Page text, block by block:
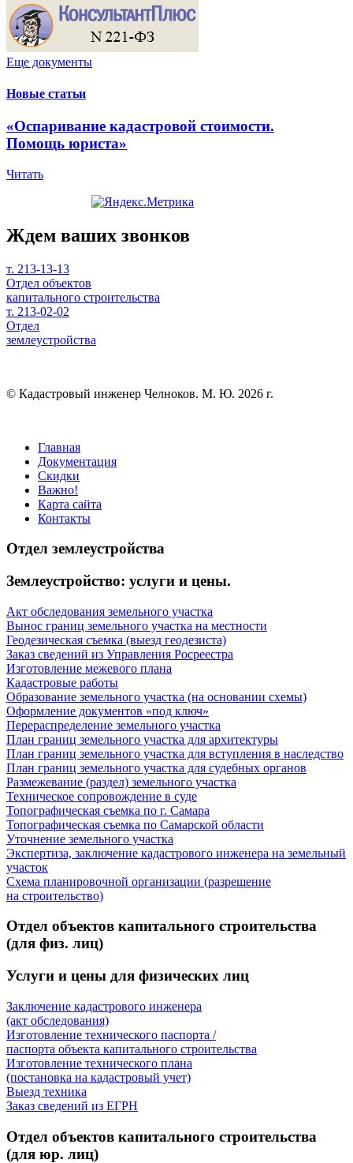
Еще документы
Новые статьи
«Оспаривание кадастровой стоимости.
Помощь юриста»
Читать
Ждем ваших звонков
т. 213-13-13
Отдел объектов
капитального строительства
т. 213-02-02
Отдел
землеустройства
© Кадастровый инженер Челноков. М. Ю. 2026 г.
Главная
Документация
Скидки
Важно!
Карта сайта
Контакты
Отдел землеустройства
Землеустройство: услуги и цены.
Акт обследования земельного участка
Вынос границ земельного участка на местности
Геодезическая съемка (выезд геодезиста)
Заказ сведений из Управления Росреестра
Изготовление межевого плана
Кадастровые работы
Образование земельного участка (на основании схемы)
Оформление документов «под ключ»
Перераспределение земельного участка
План границ земельного участка для архитектуры
План границ земельного участка для вступления в наследство
План границ земельного участка для судебных органов
Размежевание (раздел) земельного участка
Техническое сопровождение в суде
Топографическая съемка по г. Самара
Топографическая съемка по Самарской области
Уточнение земельного участка
Экспертиза, заключение кадастрового инженера на земельный
участок
Схема планировочной организации (разрешение
на строительство)
Отдел объектов капитального строительства
(для физ. лиц)
Услуги и цены для физических лиц
Заключение кадастрового инженера
(акт обследования)
Изготовление технического паспорта /
паспорта объекта капитального строительства
Изготовление технического плана
(постановка на кадастровый учет)
Выезд техника
Заказ сведений из ЕГРН
Отдел объектов капитального строительства
(для юр. лиц)